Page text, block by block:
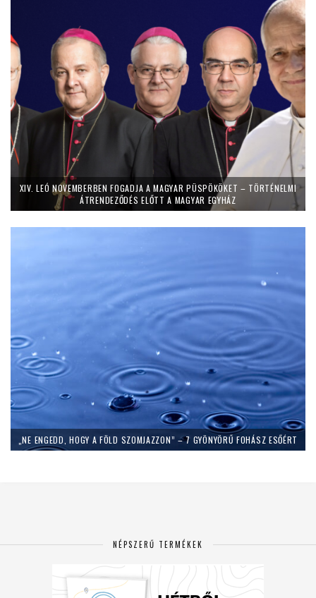
XIV. LEÓ NOVEMBERBEN FOGADJA A MAGYAR PÜSPÖKÖKET – TÖRTÉNELMI
ÁTRENDEZŐDÉS ELŐTT A MAGYAR EGYHÁZ
„NE ENGEDD, HOGY A FÖLD SZOMJAZZON” – 7 GYÖNYÖRŰ FOHÁSZ ESŐÉRT
NÉPSZERŰ TERMÉKEK